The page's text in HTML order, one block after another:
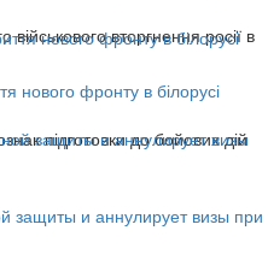
вторгнення росії в
нового фронту в білорусі
підготовки до бойових дій
защиты и аннулирует визы при